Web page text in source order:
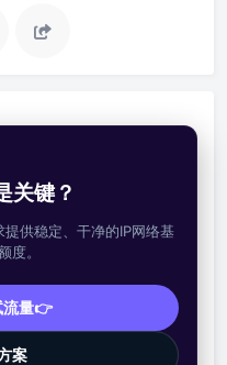
关键？
供稳定、干净的IP网络基
度。
流量👉
案